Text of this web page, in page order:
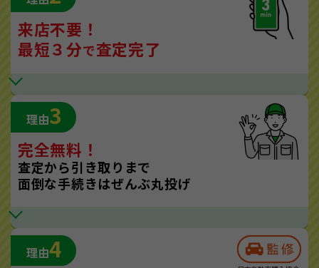
来店不要！
最短３分で査定完了
理由3
完全無料！
査定から引き取りまで
面倒な手続きはぜんぶ丸投げ
理由4